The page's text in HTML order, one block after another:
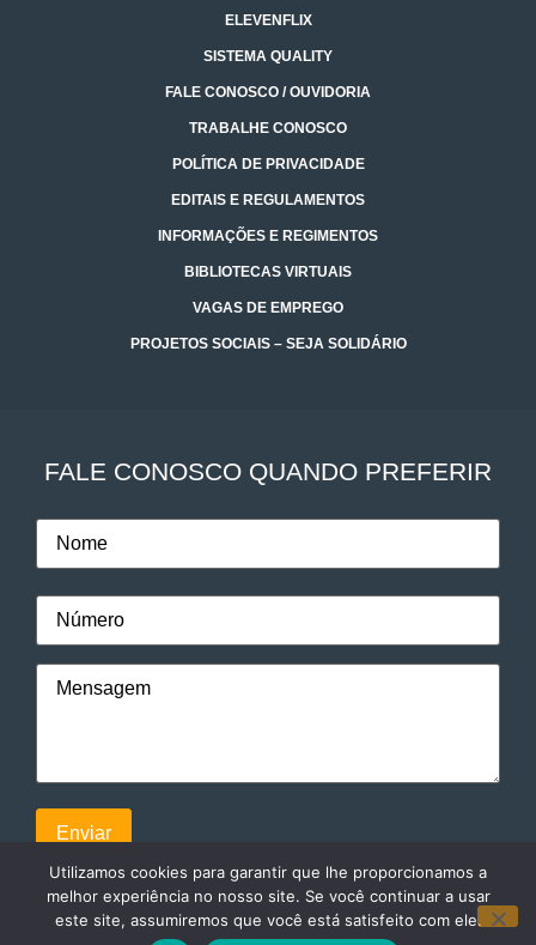
ELEVENFLIX
SISTEMA QUALITY
FALE CONOSCO / OUVIDORIA
TRABALHE CONOSCO
POLÍTICA DE PRIVACIDADE
EDITAIS E REGULAMENTOS
INFORMAÇÕES E REGIMENTOS
BIBLIOTECAS VIRTUAIS
VAGAS DE EMPREGO
PROJETOS SOCIAIS – SEJA SOLIDÁRIO
FALE CONOSCO QUANDO PREFERIR
Utilizamos cookies para garantir que lhe proporcionamos a
melhor experiência no nosso site. Se você continuar a usar
este site, assumiremos que você está satisfeito com ele.